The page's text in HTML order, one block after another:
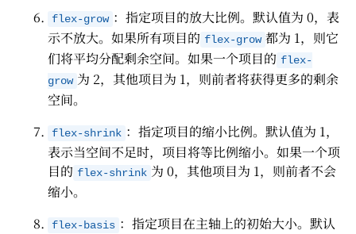
flex-grow ：指定项目的放大比例。默认值为 0，表
示不放大。如果所有项目的 flex-grow 都为 1，则它
们将平均分配剩余空间。如果一个项目的 flex-
grow 为 2，其他项目为 1，则前者将获得更多的剩余
空间。
flex-shrink ：指定项目的缩小比例。默认值为 1，
表示当空间不足时，项目将等比例缩小。如果一个项
目的 flex-shrink 为 0，其他项目为 1，则前者不会
缩小。
flex-basis ：指定项目在主轴上的初始大小。默认